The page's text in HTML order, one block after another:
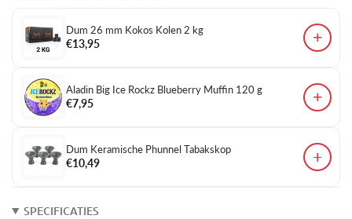
Dum 26 mm Kokos Kolen 2 kg
€13,95
+
Aladin Big Ice Rockz Blueberry Muffin 120 g
€7,95
+
Dum Keramische Phunnel Tabakskop
€10,49
+
SPECIFICATIES